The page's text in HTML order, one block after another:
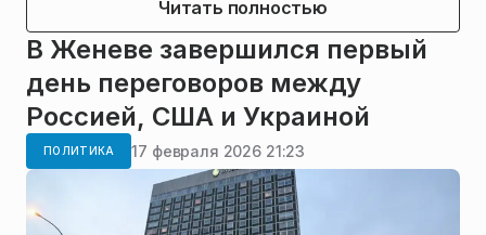
Читать полностью
В Женеве завершился первый
день переговоров между
Россией, США и Украиной
ПОЛИТИКА 17 февраля 2026 21:23